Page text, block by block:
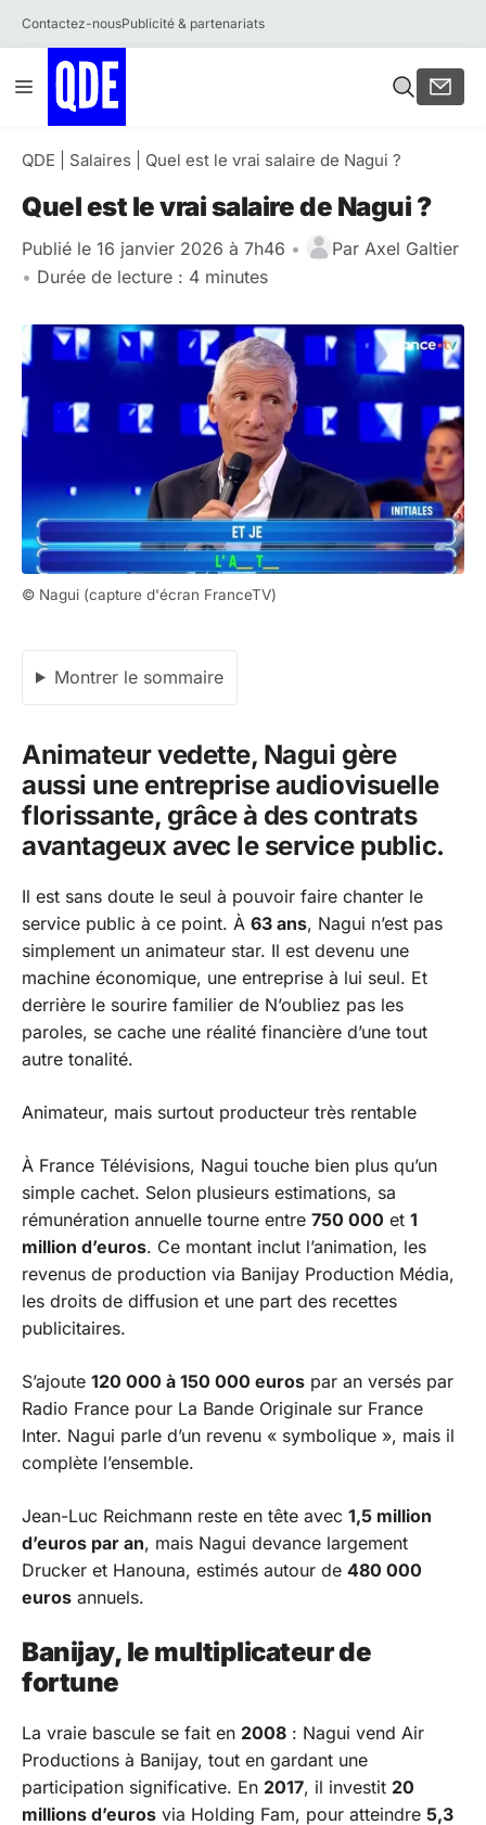
Contactez-nousPublicité & partenariats
au
contenu
Menu
QDE Salaires Quel est le vrai salaire de Nagui ?
Quel est le vrai salaire de Nagui ?
Publié le 16 janvier 2026 à 7h46 • Par Axel Galtier
• Durée de lecture : 4 minutes
© Nagui (capture d'écran FranceTV)
Montrer le sommaire
Animateur vedette, Nagui gère
aussi une entreprise audiovisuelle
florissante, grâce à des contrats
avantageux avec le service public.
Il est sans doute le seul à pouvoir faire chanter le
service public à ce point. À 63 ans, Nagui n’est pas
simplement un animateur star. Il est devenu une
machine économique, une entreprise à lui seul. Et
derrière le sourire familier de N’oubliez pas les
paroles, se cache une réalité financière d’une tout
autre tonalité.
Animateur, mais surtout producteur très rentable
À France Télévisions, Nagui touche bien plus qu’un
simple cachet. Selon plusieurs estimations, sa
rémunération annuelle tourne entre 750 000 et 1
million d’euros. Ce montant inclut l’animation, les
revenus de production via Banijay Production Média,
les droits de diffusion et une part des recettes
publicitaires.
S’ajoute 120 000 à 150 000 euros par an versés par
Radio France pour La Bande Originale sur France
Inter. Nagui parle d’un revenu « symbolique », mais il
complète l’ensemble.
Jean-Luc Reichmann reste en tête avec 1,5 million
d’euros par an, mais Nagui devance largement
Drucker et Hanouna, estimés autour de 480 000
euros annuels.
Banijay, le multiplicateur de
fortune
La vraie bascule se fait en 2008 : Nagui vend Air
Productions à Banijay, tout en gardant une
participation significative. En 2017, il investit 20
millions d’euros via Holding Fam, pour atteindre 5,3